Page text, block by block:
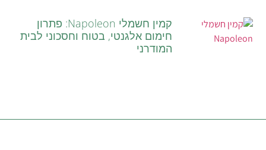
קמין חשמלי Napoleon: פתרון
חימום אלגנטי, בטוח וחסכוני לבית
המודרני